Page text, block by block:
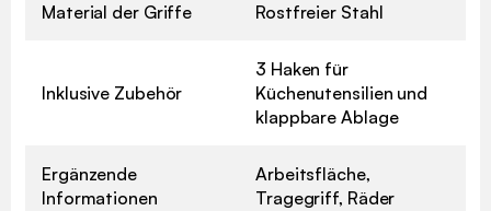
Material der Griffe Rostfreier Stahl
Inklusive Zubehör
3 Haken für
Küchenutensilien und
klappbare Ablage
Ergänzende
Informationen
Arbeitsfläche,
Tragegriff, Räder